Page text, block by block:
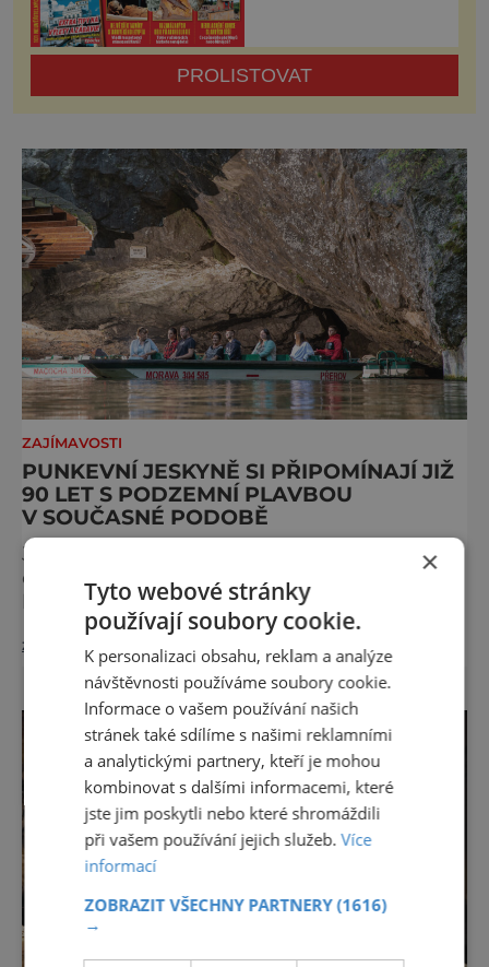
PROLISTOVAT
ZAJÍMAVOSTI
PUNKEVNÍ JESKYNĚ SI PŘIPOMÍNAJÍ JIŽ
90 LET S PODZEMNÍ PLAVBOU
V SOUČASNÉ PODOBĚ
Již devadesát let se mohou návštěvníci
oblíbených Punkevních jeskyní v Moravském
krasu na Blanensku kochat podzemní
plavbou na motorových lodích v současné
délce a podobě. Nejprve projdou „suchou
nohou“ krápníkovými dómy na dno propasti
Macochy a poté se dostanou k podzemnímu
přístavišti, ze kterého plují 450 metrů po
ponorné řece Punkvě, s mezizastávkou ve
zdobném Masarykově dómu, až přes výv
zobrazit více >>
×
Tyto webové stránky
používají soubory cookie.
K personalizaci obsahu, reklam a analýze
návštěvnosti používáme soubory cookie.
Informace o vašem používání našich
stránek také sdílíme s našimi reklamními
a analytickými partnery, kteří je mohou
kombinovat s dalšími informacemi, které
jste jim poskytli nebo které shromáždili
při vašem používání jejich služeb.Více
informací
ZOBRAZIT VŠECHNY PARTNERY(1616)
→